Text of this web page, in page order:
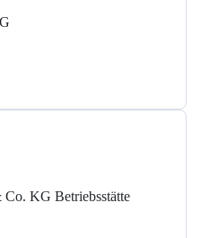
KG Betriebsstätte